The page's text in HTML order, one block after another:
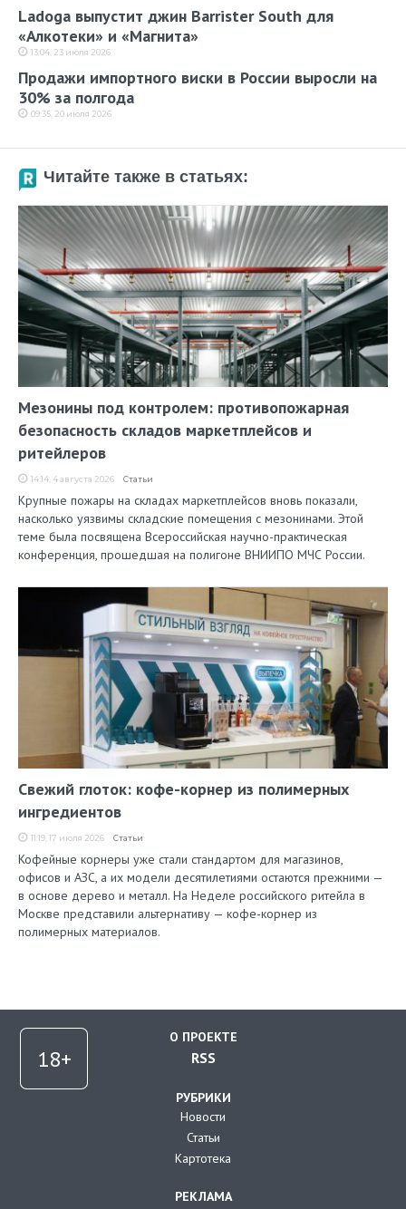
Ladoga выпустит джин Barrister South для
«Алкотеки» и «Магнита»
13:04, 23 июля 2026
Продажи импортного виски в России выросли на
30% за полгода
09:35, 20 июля 2026
Читайте также в статьях:
Мезонины под контролем: противопожарная
безопасность складов маркетплейсов и
ритейлеров
14:14, 4 августа 2026 Статьи
Крупные пожары на складах маркетплейсов вновь показали,
насколько уязвимы складские помещения с мезонинами. Этой
теме была посвящена Всероссийская научно-практическая
конференция, прошедшая на полигоне ВНИИПО МЧС России.
Свежий глоток: кофе-корнер из полимерных
ингредиентов
11:19, 17 июля 2026 Статьи
Кофейные корнеры уже стали стандартом для магазинов,
офисов и АЗС, а их модели десятилетиями остаются прежними —
в основе дерево и металл. На Неделе российского ритейла в
Москве представили альтернативу — кофе-корнер из
полимерных материалов.
О ПРОЕКТЕ
RSS
РУБРИКИ
Новости
Статьи
Картотека
РЕКЛАМА